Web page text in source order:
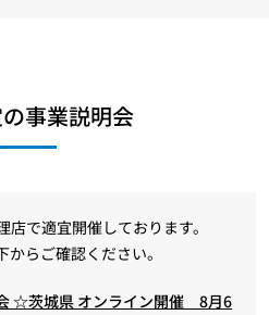
事業説明会
で適宜開催しております。
らご確認ください。
☆茨城県 オンライン開催 8月6